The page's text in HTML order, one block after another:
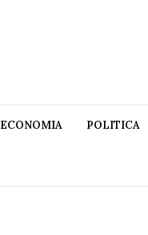
ECONOMIA POLITICA